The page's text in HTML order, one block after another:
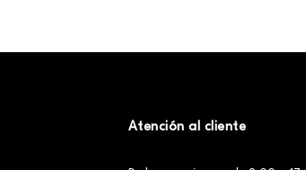
Atención al cliente